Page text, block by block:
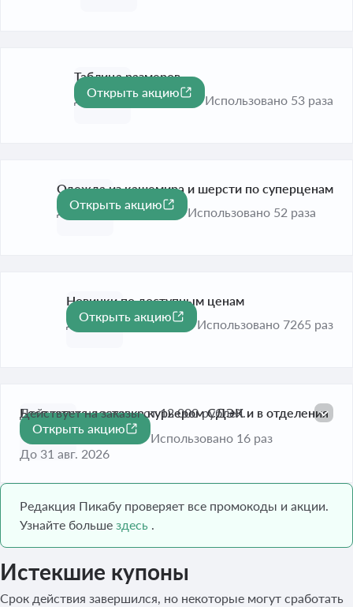
Таблица размеров
До 31 авг. 2026
Открыть акцию
Использовано 53 раза
Одежда из кашемира и шерсти по суперценам
До 31 авг. 2026
Открыть акцию
Использовано 52 раза
Новинки по доступным ценам
До 31 авг. 2026
Открыть акцию
Использовано 7265 раз
Бесплатная доставка курьером СДЭК и в отделения
Почты России
До 31 авг. 2026
Действует на заказы от 12 000 рублей.
Открыть акцию
Использовано 16 раз
Редакция Пикабу проверяет все промокоды и акции.
Узнайте больше здесь .
Истекшие купоны
Срок действия завершился, но некоторые могут сработать